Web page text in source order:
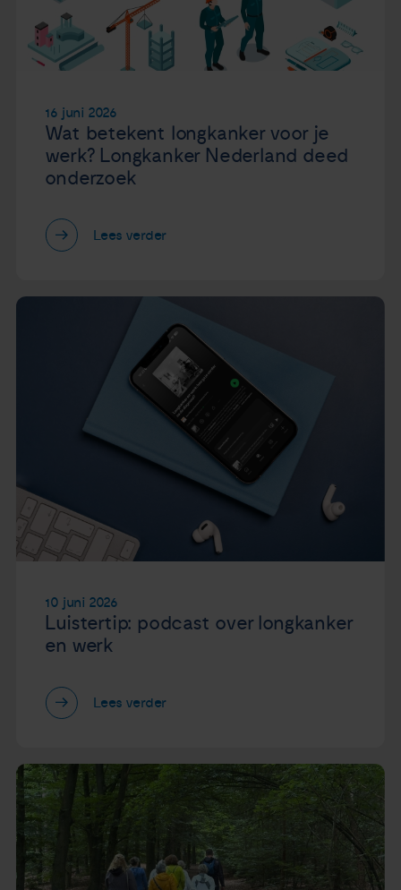
Nieuws
Agenda
Over ons
Zorgverleners
Contact
16 juni 2026
Wat betekent longkanker voor je
werk? Longkanker Nederland deed
onderzoek
Lees verder
10 juni 2026
Luistertip: podcast over longkanker
en werk
Lees verder